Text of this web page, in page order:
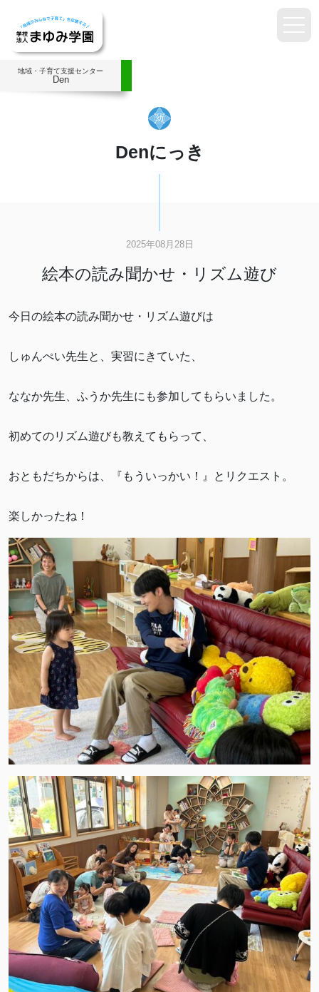
地域・子育て支援センター
Den
Denにっき
2025年08月28日
絵本の読み聞かせ・リズム遊び
今日の絵本の読み聞かせ・リズム遊びは
しゅんぺい先生と、実習にきていた、
ななか先生、ふうか先生にも参加してもらいました。
初めてのリズム遊びも教えてもらって、
おともだちからは、『もういっかい！』とリクエスト。
楽しかったね！